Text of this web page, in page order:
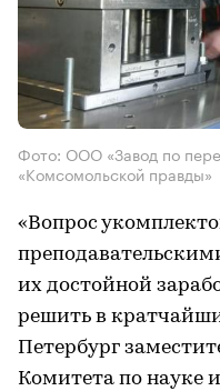
Фото: ООО «Завод по
«Комсомольской правды»
«Вопрос
их достойной
решить в
Петербург
Комитета по науке